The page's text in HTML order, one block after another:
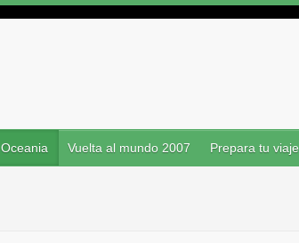
Oceania Vuelta al mundo 2007 Prepara tu viaje